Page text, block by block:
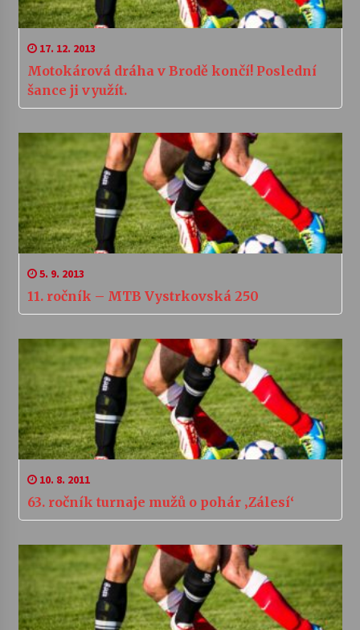
17. 12. 2013
Motokárová dráha v Brodě končí! Poslední
šance ji využít.
5. 9. 2013
11. ročník – MTB Vystrkovská 250
10. 8. 2011
63. ročník turnaje mužů o pohár ‚Zálesí‘